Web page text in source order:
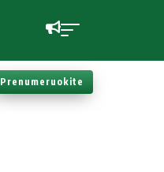
Prenumeruokite